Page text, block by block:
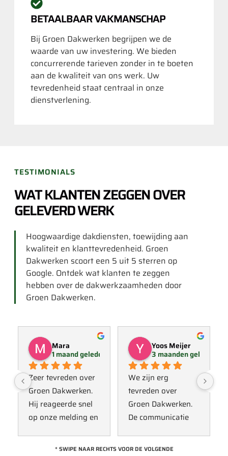
BETAALBAAR VAKMANSCHAP
Bij Groen Dakwerken begrijpen we de
waarde van uw investering. We bieden
concurrerende tarieven zonder in te boeten
aan de kwaliteit van ons werk. Uw
tevredenheid staat centraal in onze
dienstverlening.
TESTIMONIALS
WAT KLANTEN ZEGGEN OVER
GELEVERD WERK
Hoogwaardige dakdiensten, toewijding aan
kwaliteit en klanttevredenheid. Groen
Dakwerken scoort een 5 uit 5 sterren op
Google. Ontdek wat klanten te zeggen
hebben over de dakwerkzaamheden door
Groen Dakwerken.
Mara
1 maand geleden
Zeer tevreden over
Groen Dakwerken.
Hij reageerde snel
op onze melding en
een collega kijken
Yoos Meijer
3 maanden geleden
We zijn erg
tevreden over
Groen Dakwerken.
De communicatie
met Jan, hij heeft
* SWIPE NAAR RECHTS VOOR DE VOLGENDE